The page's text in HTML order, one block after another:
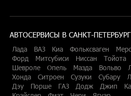
АВТОСЕРВИСЫ В САНКТ-
Лада ВАЗ Киа Фольксваген
Форд
Митсубиси Ниссан Тойота
Шевроле
Опель Мазда Вольво
Хонда
Ситроен Сузуки Субару
Дэу
Порше ГАЗ Додж Джип